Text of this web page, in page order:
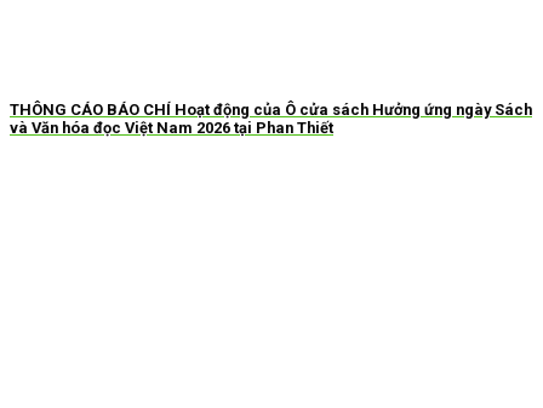
THÔNG CÁO BÁO CHÍ Hoạt động của Ô cửa sách Hưởng ứng ngày Sách
và Văn hóa đọc Việt Nam 2026 tại Phan Thiết